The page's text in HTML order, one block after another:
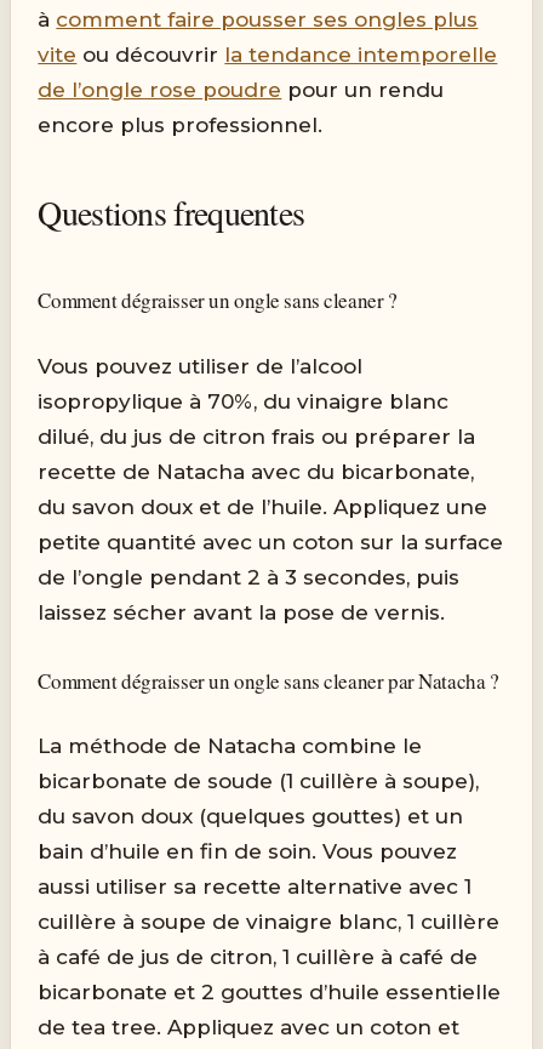
à comment faire pousser ses ongles plus
vite ou découvrir la tendance intemporelle
de l’ongle rose poudre pour un rendu
encore plus professionnel.
Questions frequentes
Comment dégraisser un ongle sans cleaner ?
Vous pouvez utiliser de l’alcool
isopropylique à 70%, du vinaigre blanc
dilué, du jus de citron frais ou préparer la
recette de Natacha avec du bicarbonate,
du savon doux et de l’huile. Appliquez une
petite quantité avec un coton sur la surface
de l’ongle pendant 2 à 3 secondes, puis
laissez sécher avant la pose de vernis.
Comment dégraisser un ongle sans cleaner par Natacha ?
La méthode de Natacha combine le
bicarbonate de soude (1 cuillère à soupe),
du savon doux (quelques gouttes) et un
bain d’huile en fin de soin. Vous pouvez
aussi utiliser sa recette alternative avec 1
cuillère à soupe de vinaigre blanc, 1 cuillère
à café de jus de citron, 1 cuillère à café de
bicarbonate et 2 gouttes d’huile essentielle
de tea tree. Appliquez avec un coton et